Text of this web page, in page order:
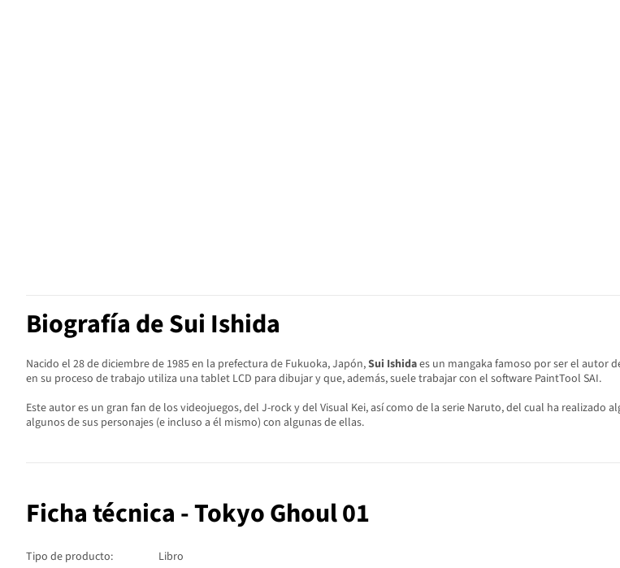
Biografía de Sui Ishida
Nacido el 28 de diciembre de 1985 en la prefectura de Fukuoka, Japón,Sui Ishidaes un mangaka famoso por ser el autor
en su proceso de trabajo utiliza una tablet LCD para dibujar y que, además, suele trabajar con el software PaintTool SAI.
Este autor es un gran fan de los videojuegos, del J-rock y del Visual Kei, así como de la serie Naruto, del cual ha
algunos de sus personajes (e incluso a él mismo) con algunas de ellas.
Ficha técnica - Tokyo Ghoul 01
Tipo de producto:
Libro